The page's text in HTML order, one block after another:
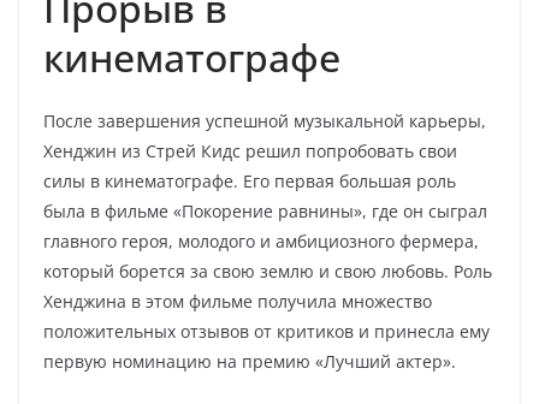
кинематографе
После завершения успешной музыкальной карьеры,
Хенджин из Стрей Кидс решил попробовать свои
силы в кинематографе. Его первая большая роль
была в фильме «Покорение равнины», где он сыграл
главного героя, молодого и амбициозного фермера,
который борется за свою землю и свою любовь. Роль
Хенджина в этом фильме получила множество
положительных отзывов от критиков и принесла ему
первую номинацию на премию «Лучший актер».